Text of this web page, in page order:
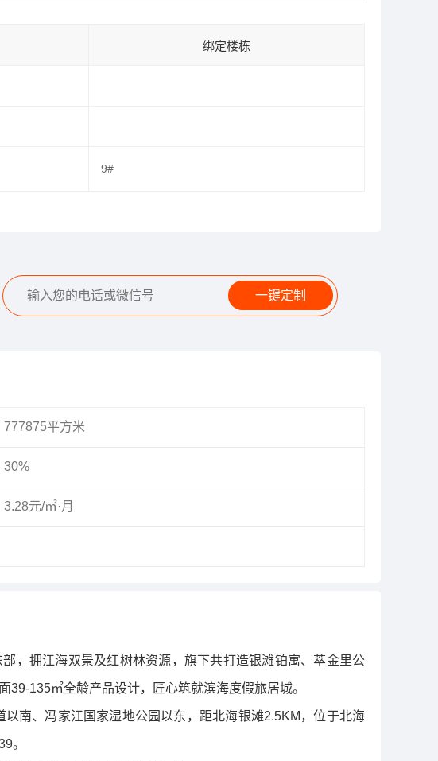
绑定楼栋
9#
一键定制
777875平方米
30%
3.28元/㎡·月
，拥江海双景及红树林资源，旗下共打造银滩铂寓、萃金里公
135㎡全龄产品设计，匠心筑就滨海度假旅居城。
南、冯家江国家湿地公园以东，距北海银滩2.5KM，位于北海
。